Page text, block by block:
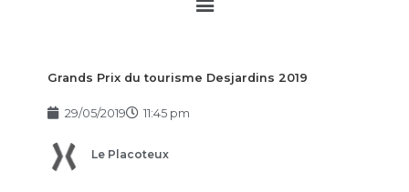
Grands Prix du tourisme Desjardins 2019
29/05/2019 11:45 pm
Le Placoteux